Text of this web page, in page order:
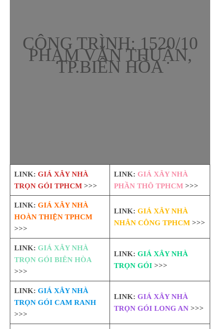
CÔNG TRÌNH: 1520/10
PHẠM VĂN THUẬN,
TP.BIÊN HÒA
LINK: GIÁ XÂY NHÀ
TRỌN GÓI TPHCM>>>
LINK: GIÁ XÂY NHÀ
PHẦN THÔ TPHCM>>>
LINK: GIÁ XÂY NHÀ
HOÀN THIỆN TPHCM
>>>
LINK: GIÁ XÂY NHÀ
NHÂN CÔNG TPHCM>>>
LINK: GIÁ XÂY NHÀ
TRỌN GÓI BIÊN HÒA
>>>
LINK: GIÁ XÂY NHÀ
TRỌN GÓI>>>
LINK: GIÁ XÂY NHÀ
TRỌN GÓI CAM RANH
>>>
LINK: GIÁ XÂY NHÀ
TRỌN GÓI LONG AN>>>